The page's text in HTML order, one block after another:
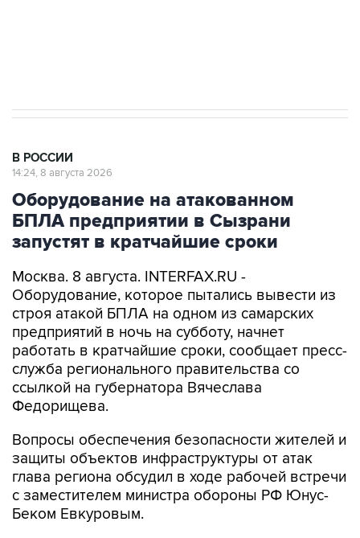
В РОССИИ
14:24, 8 августа 2026
Оборудование на атакованном
БПЛА предприятии в Сызрани
запустят в кратчайшие сроки
Москва. 8 августа. INTERFAX.RU -
Оборудование, которое пытались вывести из
строя атакой БПЛА на одном из самарских
предприятий в ночь на субботу, начнет
работать в кратчайшие сроки, сообщает пресс-
служба регионального правительства со
ссылкой на губернатора Вячеслава
Федорищева.
Вопросы обеспечения безопасности жителей и
защиты объектов инфраструктуры от атак
глава региона обсудил в ходе рабочей встречи
с заместителем министра обороны РФ Юнус-
Беком Евкуровым.